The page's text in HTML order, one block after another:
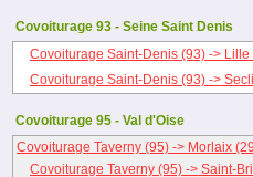
Covoiturage 93 - Seine Saint Denis
Covoiturage Saint-Denis (93) -> Lille
Covoiturage Saint-Denis (93) ->
Covoiturage 95 - Val d'Oise
Covoiturage Taverny (95) -> Morlaix
Covoiturage Taverny (95) -> Saint-